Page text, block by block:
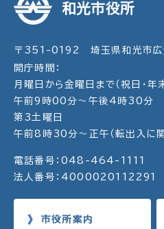
和光市役所
〒351-0192 埼玉県和光市広
開庁時間：
月曜日から金曜日まで（祝日・年
午前9時00分～午後4時30分
第3土曜日
午前8時30分～正午（転出入に関
電話番号：048-464-1111
法人番号：4000020112291
市役所案内